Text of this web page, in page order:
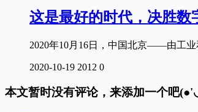
这是最好的时代，决胜数
2020年10月16日，中国北京——由工业
2020-10-19 2012 0
本文暂时没有评论，来添加一个吧